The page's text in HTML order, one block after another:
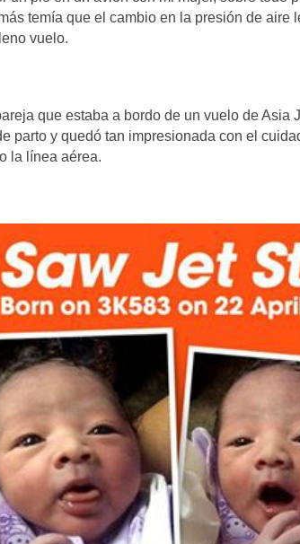
temía que el cambio en la presión de aire
vuelo.
que estaba a bordo de un vuelo de Asia
parto y quedó tan impresionada con el
la línea aérea.